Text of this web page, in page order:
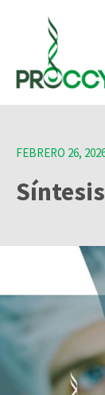
FEBRERO 26,